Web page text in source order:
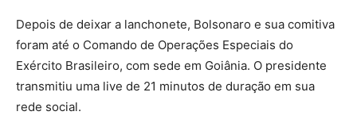
Depois de deixar a lanchonete, Bolsonaro e sua comitiva
foram até o Comando de Operações Especiais do
Exército Brasileiro, com sede em Goiânia. O presidente
transmitiu uma live de 21 minutos de duração em sua
rede social.